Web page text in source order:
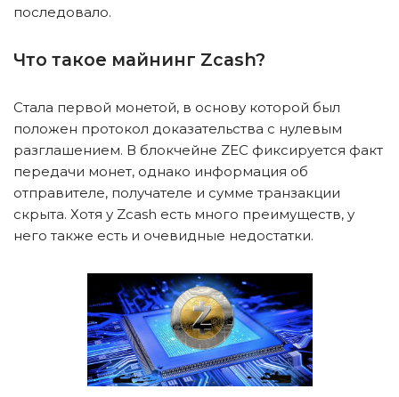
последовало.
Что такое майнинг Zcash?
Стала первой монетой, в основу которой был
положен протокол доказательства с нулевым
разглашением. В блокчейне ZEC фиксируется факт
передачи монет, однако информация об
отправителе, получателе и сумме транзакции
скрыта. Хотя у Zcash есть много преимуществ, у
него также есть и очевидные недостатки.